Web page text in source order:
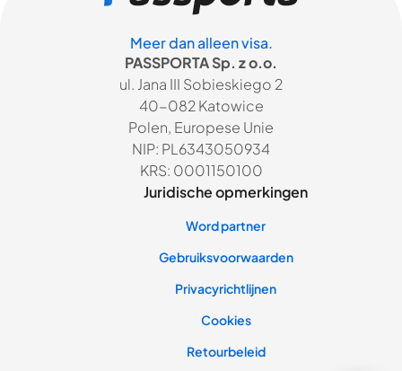
Meer dan alleen visa.
PASSPORTA Sp. z o.o.
ul. Jana III Sobieskiego 2
40-082 Katowice
Polen, Europese Unie
NIP: PL6343050934
KRS: 0001150100
Juridische opmerkingen
Word partner
Gebruiksvoorwaarden
Privacyrichtlijnen
Cookies
Retourbeleid